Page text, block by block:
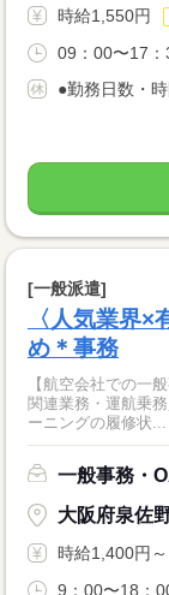
時給1,550円
09：00〜17：
●勤務日数・
[一般派遣]
〈人気業界
め＊事務
【航空会社での一
関連業務・運航乗
ーニングの履修状...
一般事務・
大阪府泉佐
時給1,400円～
9：00〜18：